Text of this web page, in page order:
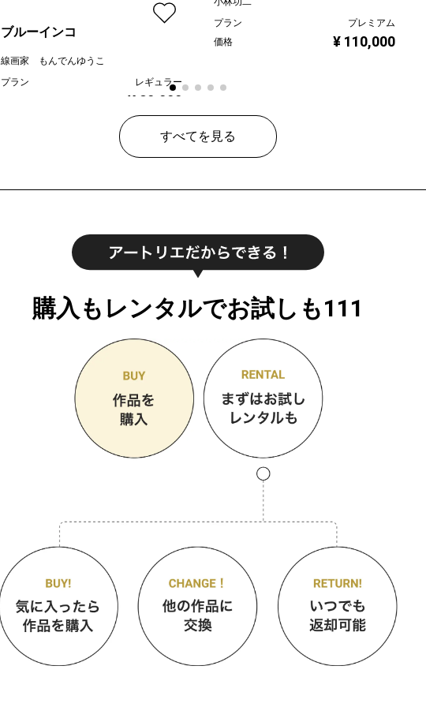
ブルーインコ
線画家 もんでんゆうこ
プラン
レギュラー
¥ 80,000
プラン
プレミアム
価格
¥ 110,000
すべてを見る
購入もレンタルでお試しも111